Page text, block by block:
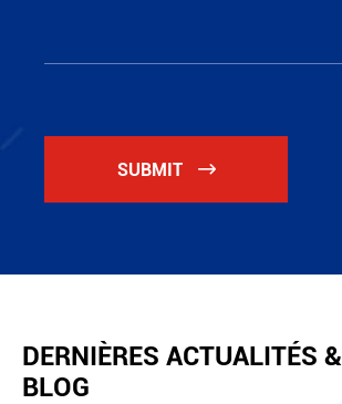
SUBMIT 
DERNIÈRES ACTUALITÉS &
BLOG